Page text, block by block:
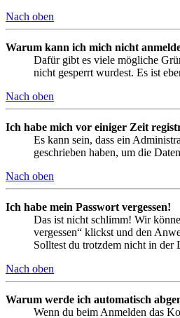
Nach oben
Warum kann ich mich nicht
Dafür gibt es viele mögliche
nicht gesperrt wurdest. Es ist
Nach oben
Ich habe mich vor einiger Zeit
Es kann sein, dass ein
geschrieben haben, um die
Nach oben
Ich habe mein Passwort vergessen!
Das ist nicht schlimm! Wir
vergessen“ klickst und den
Solltest du trotzdem nicht in der
Nach oben
Warum werde ich automatisch
Wenn du beim Anmelden das